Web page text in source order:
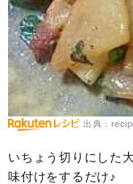
出典：
いちょう切りにした
味付けをするだけ♪